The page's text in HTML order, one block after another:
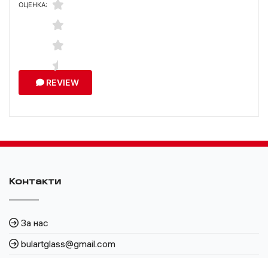
ОЦЕНКА:
REVIEW
Контакти
За нас
bulartglass@gmail.com